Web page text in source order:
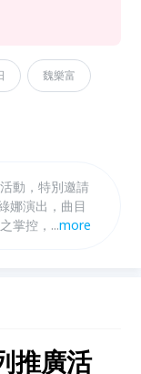
魏樂富
動，特別邀請
娜演出，曲目
掌控，包括巴
Crab in the
...more
推廣活